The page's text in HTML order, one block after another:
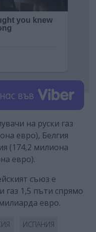
на руски газ
евро), Белгия
(174,2 милиона
евро).
съюз е
газ 1,5 пъти спрямо
евро.
ИСПАНИЯ